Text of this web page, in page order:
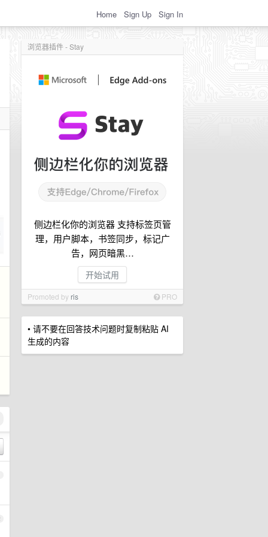
Home Sign Up Sign In
浏览器插件 - Stay
侧边栏化你的浏览器 支持标签页管
理，用户脚本，书签同步，标记广
告，网页暗黑…
开始试用
Promoted by ris PRO
• 请不要在回答技术问题时复制粘贴 AI
生成的内容